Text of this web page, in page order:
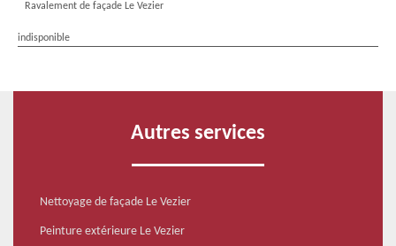
Ravalement de façade Le Vezier
indisponible
Autres services
Nettoyage de façade Le Vezier
Peinture extérieure Le Vezier